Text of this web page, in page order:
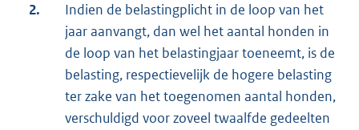
2.
Indien de belastingplicht in de loop van het
jaar aanvangt, dan wel het aantal honden in
de loop van het belastingjaar toeneemt, is de
belasting, respectievelijk de hogere belasting
ter zake van het toegenomen aantal honden,
verschuldigd voor zoveel twaalfde gedeelten